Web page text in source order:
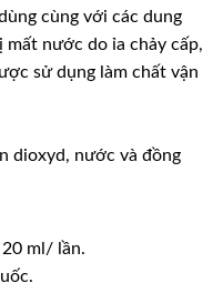
cùng với các dung
mất nước do ỉa chảy cấp,
sử dụng làm chất vận
dioxyd, nước và đồng
ml/ lần.